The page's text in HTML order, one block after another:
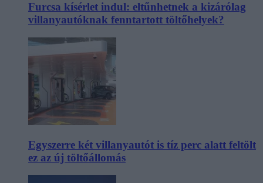
Furcsa kísérlet indul: eltűnhetnek a kizárólag
villanyautóknak fenntartott töltőhelyek?
Egyszerre két villanyautót is tíz perc alatt feltölt
ez az új töltőállomás